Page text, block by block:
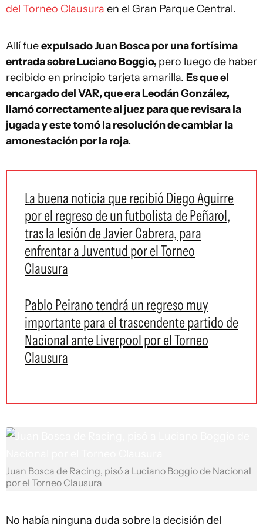
del Torneo Clausura en el Gran Parque Central.
Allí fueexpulsado Juan Bosca por una fortísima
entrada sobre Luciano Boggio, pero luego de haber
recibido en principio tarjeta amarilla. Es que el
encargado del VAR, que era Leodán González,
llamó correctamente al juez para que revisara la
jugada y este tomó la resolución de cambiar la
amonestación por la roja.
La buena noticia que recibió Diego Aguirre
por el regreso de un futbolista de Peñarol,
tras la lesión de Javier Cabrera, para
enfrentar a Juventud por el Torneo
Clausura
Pablo Peirano tendrá un regreso muy
importante para el trascendente partido de
Nacional ante Liverpool por el Torneo
Clausura
Juan Bosca de Racing, pisó a Luciano Boggio de Nacional
por el Torneo Clausura
No había ninguna duda sobre la decisión del